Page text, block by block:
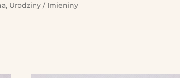
, Urodziny / Imieniny